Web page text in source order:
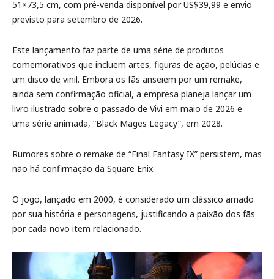
51×73,5 cm, com pré-venda disponível por US$39,99 e envio
previsto para setembro de 2026.
Este lançamento faz parte de uma série de produtos
comemorativos que incluem artes, figuras de ação, pelúcias e
um disco de vinil. Embora os fãs anseiem por um remake,
ainda sem confirmação oficial, a empresa planeja lançar um
livro ilustrado sobre o passado de Vivi em maio de 2026 e
uma série animada, “Black Mages Legacy”, em 2028.
Rumores sobre o remake de “Final Fantasy IX” persistem, mas
não há confirmação da Square Enix.
O jogo, lançado em 2000, é considerado um clássico amado
por sua história e personagens, justificando a paixão dos fãs
por cada novo item relacionado.